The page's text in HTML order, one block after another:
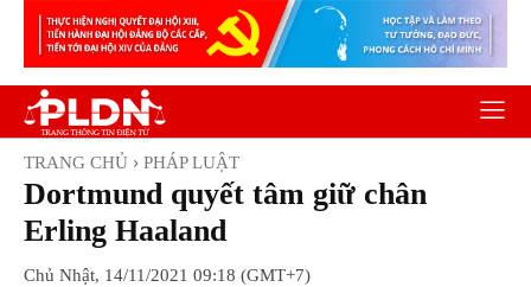
TRANG CHỦ PHÁP LUẬT
Dortmund quyết tâm giữ chân
Erling Haaland
Chủ Nhật, 14/11/2021 09:18 (GMT+7)